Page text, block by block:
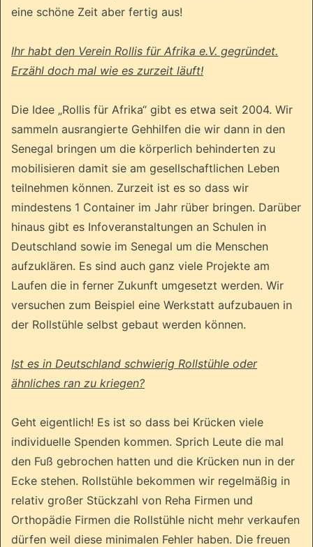
eine schöne Zeit aber fertig aus!
Ihr habt den Verein Rollis für Afrika e.V. gegründet.
Erzähl doch mal wie es zurzeit läuft!
Die Idee „Rollis für Afrika“ gibt es etwa seit 2004. Wir
sammeln ausrangierte Gehhilfen die wir dann in den
Senegal bringen um die körperlich behinderten zu
mobilisieren damit sie am gesellschaftlichen Leben
teilnehmen können. Zurzeit ist es so dass wir
mindestens 1 Container im Jahr rüber bringen. Darüber
hinaus gibt es Infoveranstaltungen an Schulen in
Deutschland sowie im Senegal um die Menschen
aufzuklären. Es sind auch ganz viele Projekte am
Laufen die in ferner Zukunft umgesetzt werden. Wir
versuchen zum Beispiel eine Werkstatt aufzubauen in
der Rollstühle selbst gebaut werden können.
Ist es in Deutschland schwierig Rollstühle oder
ähnliches ran zu kriegen?
Geht eigentlich! Es ist so dass bei Krücken viele
individuelle Spenden kommen. Sprich Leute die mal
den Fuß gebrochen hatten und die Krücken nun in der
Ecke stehen. Rollstühle bekommen wir regelmäßig in
relativ großer Stückzahl von Reha Firmen und
Orthopädie Firmen die Rollstühle nicht mehr verkaufen
dürfen weil diese minimalen Fehler haben. Die freuen